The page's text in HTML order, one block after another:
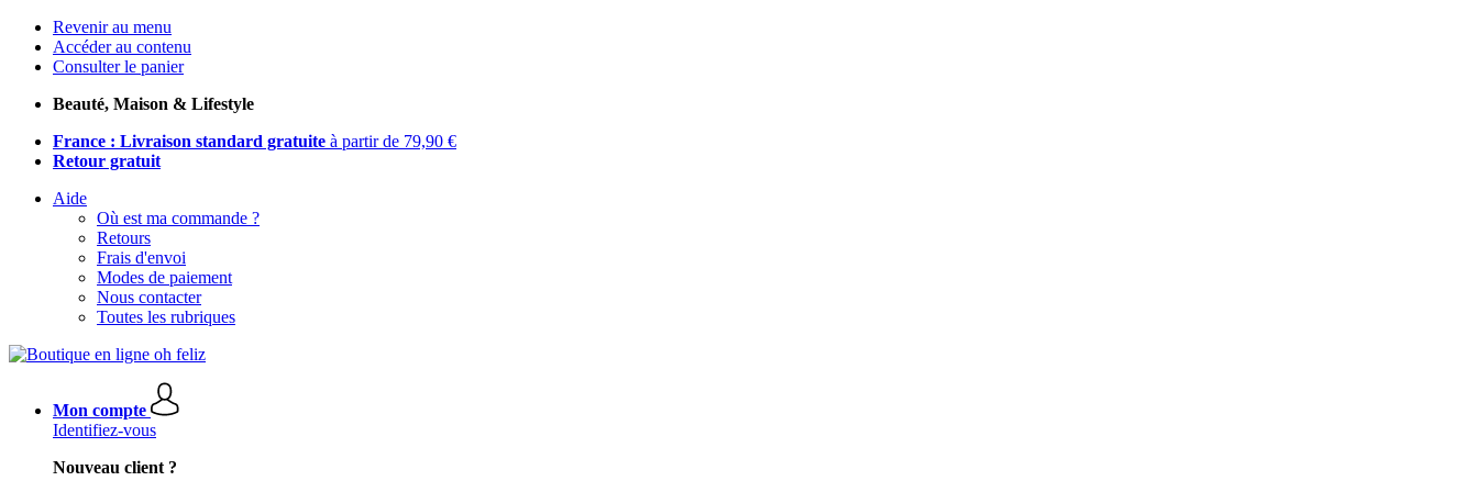
Revenir au menu
Accéder au contenu
Consulter le panier
Beauté, Maison & Lifestyle
France : Livraison standard gratuite à partir de 79,90 €
Retour gratuit
Aide
Où est ma commande ?
Retours
Frais d'envoi
Modes de paiement
Nous contacter
Toutes les rubriques
Mon compte
Identifiez-vous
Nouveau client ?